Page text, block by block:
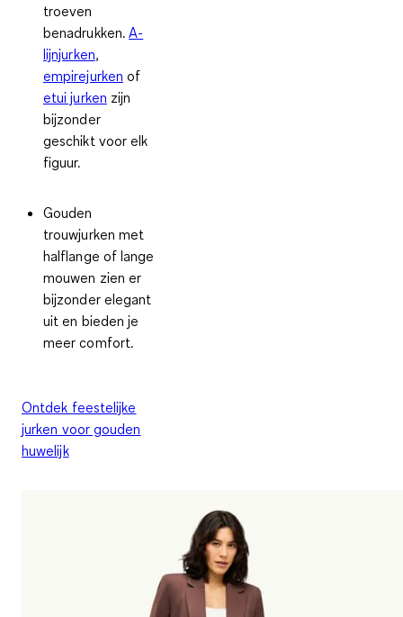
troeven
benadrukken.A-
lijnjurken,
empirejurken of
etui jurken zijn
bijzonder
geschikt voor elk
figuur.
Gouden
trouwjurken met
halflange of lange
mouwen zien er
bijzonder elegant
uit en bieden je
meer comfort.
Ontdek feestelijke
jurken voor gouden
huwelijk